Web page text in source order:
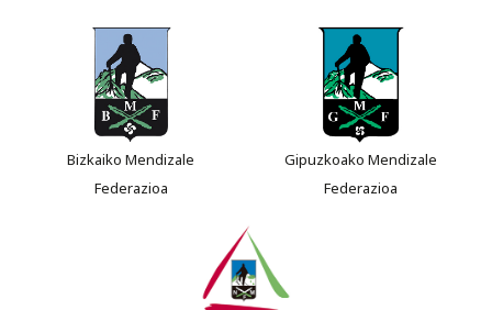
Bizkaiko Mendizale
Federazioa
Gipuzkoako Mendizale
Federazioa